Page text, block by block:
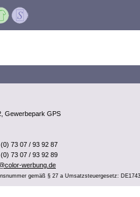
Gewerbepark GPS
73 07 / 93 92 87
73 07 / 93 92 89
werbung.de
gemäß § 27 a Umsatzsteuergesetz: